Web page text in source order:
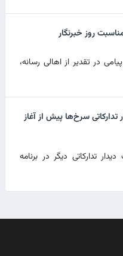
روز خبرنگار
در تقدیر از اهالی رسانه،
سرخ‌ها پیش از آغاز
تدارکاتی دیگر در برنامه